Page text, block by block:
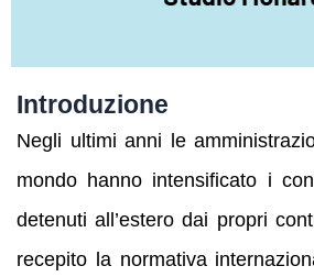
Introduzione
Negli ultimi anni le
mondo hanno intensificato i
detenuti all’estero dai propri
recepito la normativa